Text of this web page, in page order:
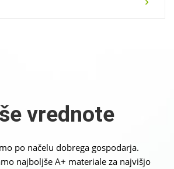
vrednote
po načelu dobrega gospodarja.
najboljše A+ materiale za najvišjo